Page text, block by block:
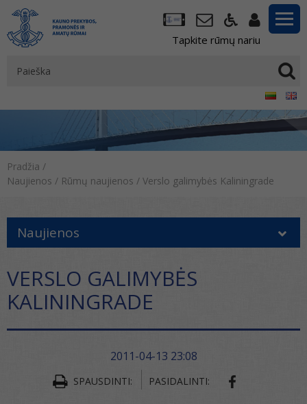
Tapkite rūmų nariu
Pradžia /
Naujienos / Rūmų naujienos / Verslo galimybės Kaliningrade
Naujienos
VERSLO GALIMYBĖS
KALININGRADE
2011-04-13 23:08
SPAUSDINTI: PASIDALINTI: